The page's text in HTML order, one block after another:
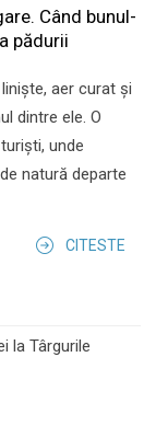
Când bunul-
pădurii
aer curat și
dintre ele. O
unde
natură departe
CITESTE
la Târgurile